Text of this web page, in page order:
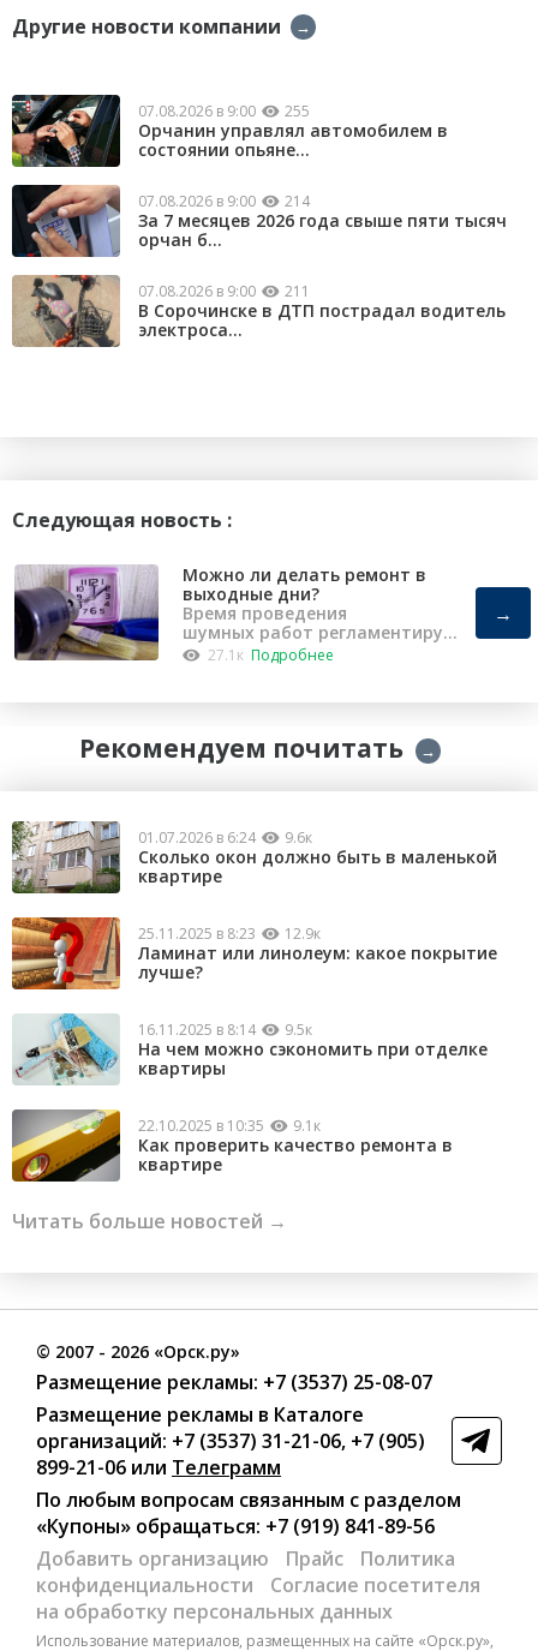
Другие новости компании →
07.08.2026 в 9:00 255
Орчанин управлял автомобилем в
состоянии опьяне...
07.08.2026 в 9:00 214
За 7 месяцев 2026 года свыше пяти тысяч
орчан б...
07.08.2026 в 9:00 211
В Сорочинске в ДТП пострадал водитель
электроса...
Следующая новость :
Можно ли делать ремонт в
выходные дни?
Время проведения
шумных работ регламентирует
«Закон о тишине».
27.1к Подробнее
→
Рекомендуем почитать →
01.07.2026 в 6:24 9.6к
Сколько окон должно быть в маленькой
квартире
25.11.2025 в 8:23 12.9к
Ламинат или линолеум: какое покрытие
лучше?
16.11.2025 в 8:14 9.5к
На чем можно сэкономить при отделке
квартиры
22.10.2025 в 10:35 9.1к
Как проверить качество ремонта в
квартире
Читать больше новостей →
© 2007 - 2026 «Орск.ру»
Размещение рекламы: +7 (3537) 25-08-07
Размещение рекламы в Каталоге
организаций: +7 (3537) 31-21-06, +7 (905)
899-21-06 или Телеграмм
По любым вопросам связанным с разделом
«Купоны» обращаться: +7 (919) 841-89-56
Добавить организацию
Прайс
Политика
конфиденциальности
Согласие посетителя
на обработку персональных данных
Использование материалов, размещенных на сайте «Орск.ру»,